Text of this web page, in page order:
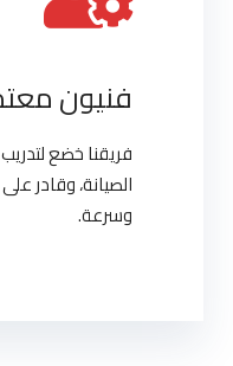
فنيون
فريقنا خضع
الصيانة، وقادر
وسرعة.